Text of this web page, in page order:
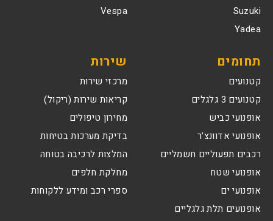
Suzuki
Vespa
Yadea
תחומים
קטנועים
קטנועים 3 גלגלים
אופנועי כביש
אופנועי אדוונצ’ר
רכבים תפעוליים חשמליים
אופנועי שטח
אופנועי ים
אופנועים תלת גלגליים
שירות
מרכזי שירות
קריאות שירות (ריקול)
מחירון טיפולים
בדיקת מערכות בטיחות
המלצות לרכיבה בטוחה
מחלקת חלפים
ספרי רכב ומידע ללקוחות